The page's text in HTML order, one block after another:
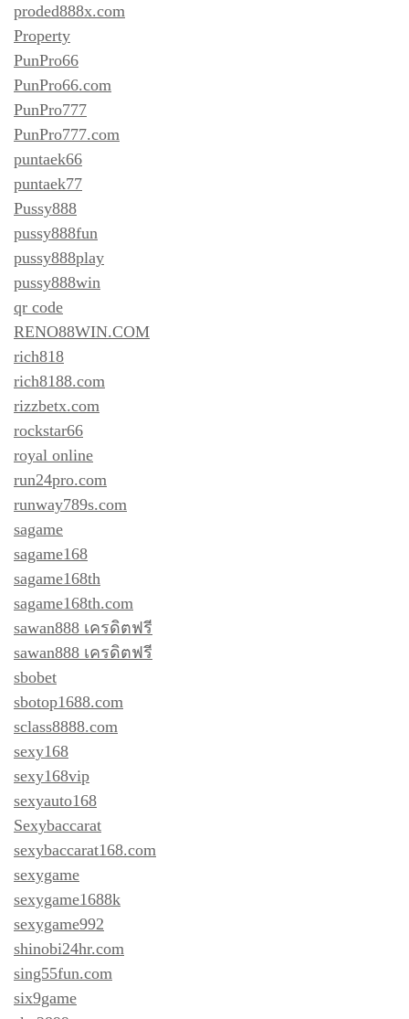
proded888x.com
Property
PunPro66
PunPro66.com
PunPro777
PunPro777.com
puntaek66
puntaek77
Pussy888
pussy888fun
pussy888play
pussy888win
qr code
RENO88WIN.COM
rich818
rich8188.com
rizzbetx.com
rockstar66
royal online
run24pro.com
runway789s.com
sagame
sagame168
sagame168th
sagame168th.com
sawan888 เครดิตฟรี
sawan888 เครดิตฟรี
sbobet
sbotop1688.com
sclass8888.com
sexy168
sexy168vip
sexyauto168
Sexybaccarat
sexybaccarat168.com
sexygame
sexygame1688k
sexygame992
shinobi24hr.com
sing55fun.com
six9game